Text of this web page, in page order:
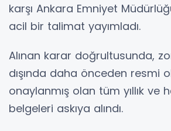
karşı Ankara Emniyet
acil bir talimat yayımladı.
Alınan karar doğrultusunda,
dışında daha önceden resmi
onaylanmış olan tüm yıllık ve
belgeleri askıya alındı.